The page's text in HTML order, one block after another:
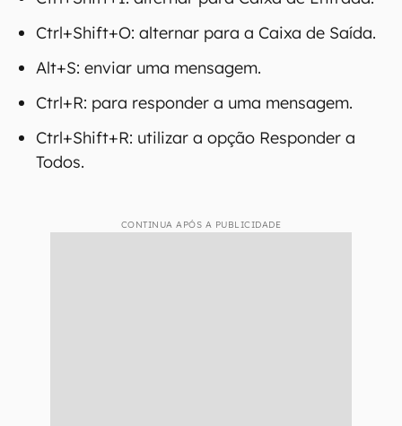
Ctrl+Shift+O: alternar para a Caixa de Saída.
Alt+S: enviar uma mensagem.
Ctrl+R: para responder a uma mensagem.
Ctrl+Shift+R: utilizar a opção Responder a
Todos.
CONTINUA APÓS A PUBLICIDADE